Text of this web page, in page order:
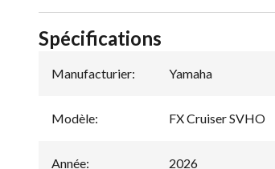
Spécifications
Manufacturier: Yamaha
Modèle: FX Cruiser SVHO
Année: 2026